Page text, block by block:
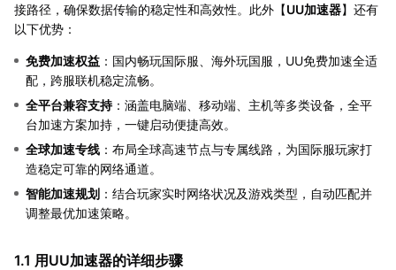
接路径，确保数据传输的稳定性和高效性。此外【UU加速器】还有
以下优势：
免费加速权益 ：国内畅玩国际服、海外玩国服，UU免费加速全适
配，跨服联机稳定流畅。
全平台兼容支持：涵盖电脑端、移动端、主机等多类设备，全平
台加速方案加持，一键启动便捷高效。
全球加速专线 ：布局全球高速节点与专属线路，为国际服玩家打
造稳定可靠的网络通道。
智能加速规划 ：结合玩家实时网络状况及游戏类型，自动匹配并
调整最优加速策略。
1.1 用UU加速器的详细步骤